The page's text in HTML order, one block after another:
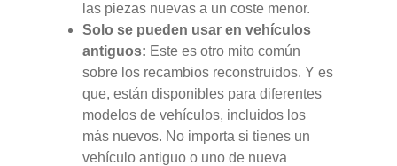
las piezas nuevas a un coste menor.
Solo se pueden usar en vehículos
antiguos: Este es otro mito común
sobre los recambios reconstruidos. Y es
que, están disponibles para diferentes
modelos de vehículos, incluidos los
más nuevos. No importa si tienes un
vehículo antiguo o uno de nueva